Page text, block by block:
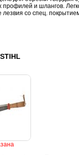
профилей и шлангов.
со спец.